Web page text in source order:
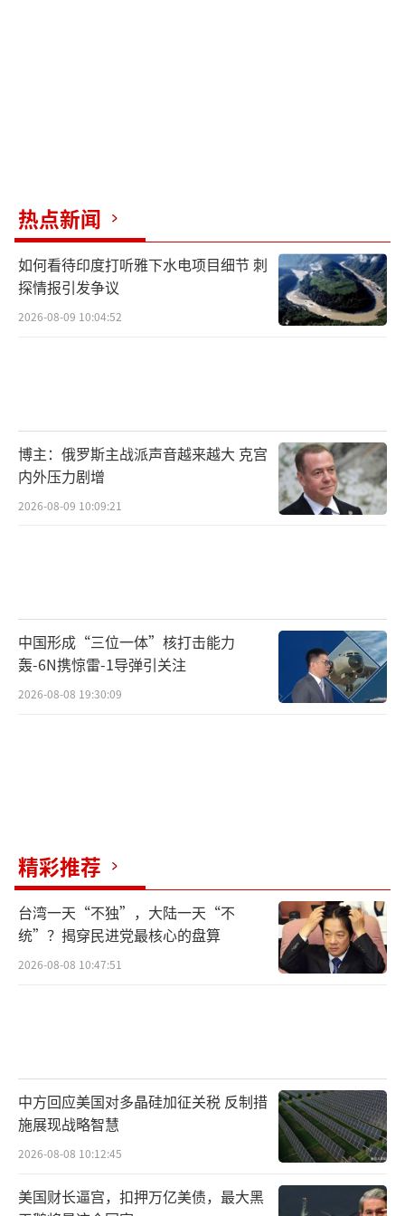
场。梅洛尼回应说，她的支持率高低并不取决
于与特朗普的关系，而是取决于她维护意大利
国家利益的能力，并建议特朗普关注自己的支
持率。
热点新闻
如何看待印度打听雅下水电项目细节 刺
探情报引发争议
2026-08-09 10:04:52
博主：俄罗斯主战派声音越来越大 克宫
内外压力剧增
2026-08-09 10:09:21
中国形成“三位一体”核打击能力
轰-6N携惊雷-1导弹引关注
2026-08-08 19:30:09
精彩推荐
台湾一天“不独”，大陆一天“不
统”？揭穿民进党最核心的盘算
2026-08-08 10:47:51
中方回应美国对多晶硅加征关税 反制措
施展现战略智慧
2026-08-08 10:12:45
美国财长逼宫，扣押万亿美债，最大黑